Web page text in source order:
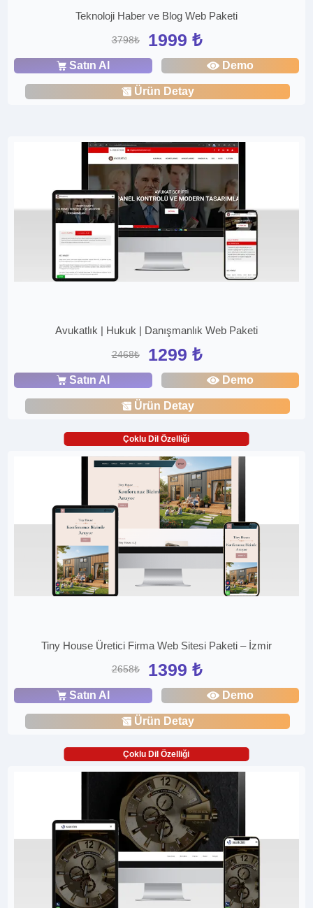
Teknoloji Haber ve Blog Web Paketi
3798₺ 1999 ₺
Satın Al Demo
Ürün Detay
Avukatlık | Hukuk | Danışmanlık Web Paketi
2468₺ 1299 ₺
Satın Al Demo
Ürün Detay
Çoklu Dil Özelliği
Tiny House Üretici Firma Web Sitesi Paketi – İzmir
2658₺ 1399 ₺
Satın Al Demo
Ürün Detay
Çoklu Dil Özelliği